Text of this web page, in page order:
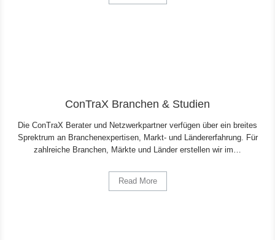
ConTraX Branchen & Studien
Die ConTraX Berater und Netzwerkpartner verfügen über ein breites
Sprektrum an Branchenexpertisen, Markt- und Ländererfahrung. Für
zahlreiche Branchen, Märkte und Länder erstellen wir im…
Read More